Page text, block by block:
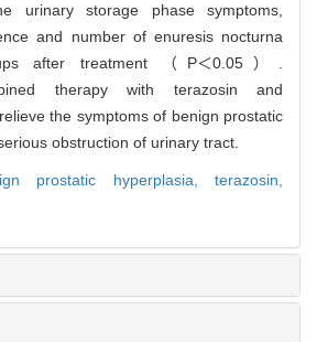
urinary storage phase symptoms,
and number of enuresis nocturna
after treatment （P＜0.05）.
therapy with terazosin and
the symptoms of benign prostatic
obstruction of urinary tract.
prostatic hyperplasia,terazosin,